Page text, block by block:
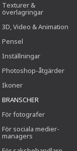
Texturer &
överlagringar
3D, Video & Animation
Pensel
Inställningar
Photoshop-åtgärder
Ikoner
BRANSCHER
För fotografer
För sociala medier-
managers